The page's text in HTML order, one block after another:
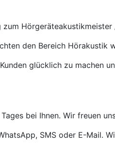
zum
den Bereich Hörakustik
glücklich zu machen
bei Ihnen. Wir freuen
SMS oder E-Mail.